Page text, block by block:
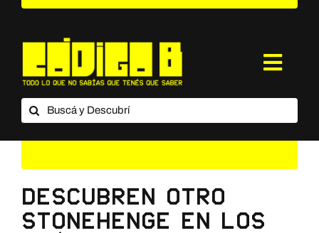
Saltar
¿Qué es Código B?
Contacto
Buscar:
Descubren otro
Stonehenge en los